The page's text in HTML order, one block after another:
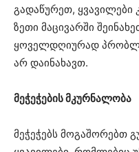
გადაწურეთ,
ზეთი მაცივარში
ყოველდღიურად
არ დაინახავთ.
მეჭეჭების მკურნალობა
მეჭეჭებს მოგაშორებთ